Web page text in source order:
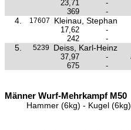
23,71 -
369
-
4. 17607 Kleinau, Stephan
17,62 -
242
-
5. 5239 Deiss, Karl-Heinz
37,97 -
675
-
Männer Wurf-Mehrkampf M50
Hammer (6kg) - Kugel